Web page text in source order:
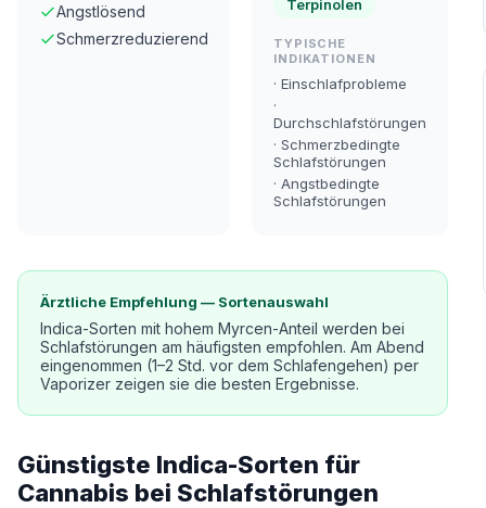
Angstlösend
Schmerzreduzierend
Terpinolen
TYPISCHE
INDIKATIONEN
· Einschlafprobleme
·
Durchschlafstörungen
· Schmerzbedingte
Schlafstörungen
· Angstbedingte
Schlafstörungen
Ärztliche Empfehlung — Sortenauswahl
Indica-Sorten mit hohem Myrcen-Anteil werden bei
Schlafstörungen am häufigsten empfohlen. Am Abend
eingenommen (1–2 Std. vor dem Schlafengehen) per
Vaporizer zeigen sie die besten Ergebnisse.
Günstigste Indica-Sorten für
Cannabis bei Schlafstörungen